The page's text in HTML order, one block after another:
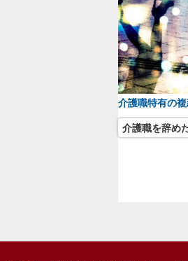
介護職特有の
介護職を辞め